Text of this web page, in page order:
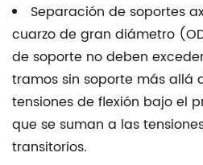
Separación de soportes
cuarzo de gran diámetro
de soporte no deben
tramos sin soporte más allá
tensiones de flexión bajo el
que se suman a las
transitorios.